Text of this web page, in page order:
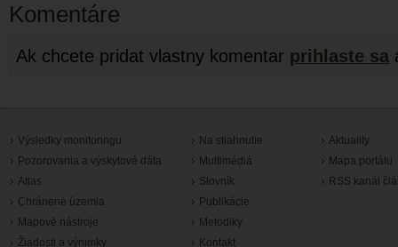
Komentáre
Ak chcete pridat vlastny komentar prihlaste sa
Výsledky monitoringu
Pozorovania a výskytové dáta
Atlas
Chránené územia
Mapové nástroje
Žiadosti a výnimky
Na stiahnutie
Multimédiá
Slovník
Publikácie
Metodiky
Kontakt
Aktuality
Mapa portálu
RSS kanál